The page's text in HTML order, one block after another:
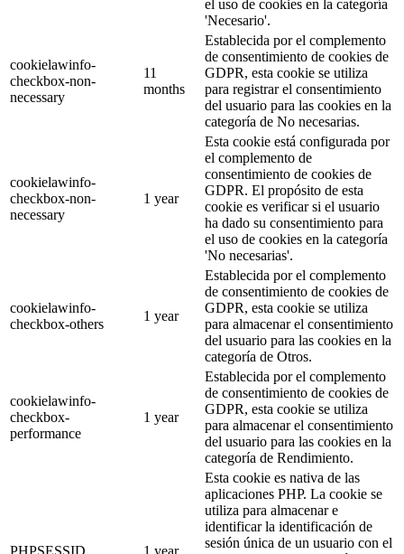
el uso de cookies en la categoría
'Necesario'.
cookielawinfo-
checkbox-non-
necessary
11
months
Establecida por el complemento
de consentimiento de cookies de
GDPR, esta cookie se utiliza
para registrar el consentimiento
del usuario para las cookies en la
categoría de No necesarias.
cookielawinfo-
checkbox-non-
necessary
1 year
Esta cookie está configurada por
el complemento de
consentimiento de cookies de
GDPR. El propósito de esta
cookie es verificar si el usuario
ha dado su consentimiento para
el uso de cookies en la categoría
'No necesarias'.
cookielawinfo-
checkbox-others
1 year
Establecida por el complemento
de consentimiento de cookies de
GDPR, esta cookie se utiliza
para almacenar el consentimiento
del usuario para las cookies en la
categoría de Otros.
cookielawinfo-
checkbox-
performance
1 year
Establecida por el complemento
de consentimiento de cookies de
GDPR, esta cookie se utiliza
para almacenar el consentimiento
del usuario para las cookies en la
categoría de Rendimiento.
Esta cookie es nativa de las
aplicaciones PHP. La cookie se
utiliza para almacenar e
identificar la identificación de
sesión única de un usuario con el